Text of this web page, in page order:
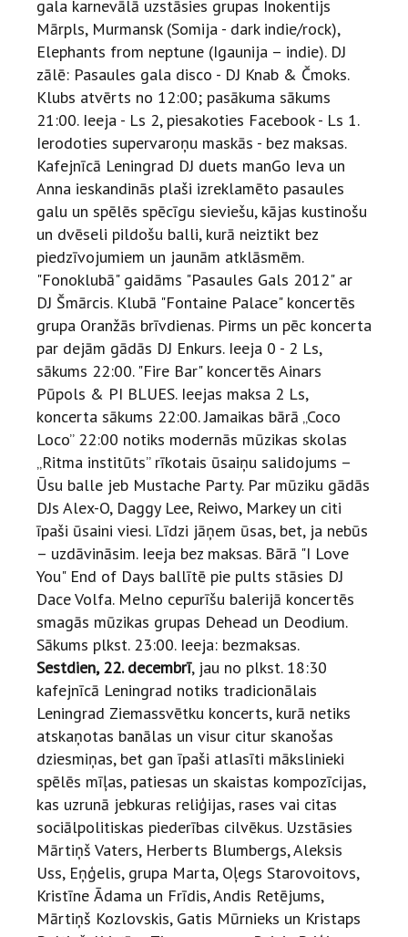
gala karnevālā uzstāsies grupas Inokentijs
Mārpls, Murmansk (Somija - dark indie/rock),
Elephants from neptune (Igaunija – indie). DJ
zālē: Pasaules gala disco - DJ Knab & Čmoks.
Klubs atvērts no 12:00; pasākuma sākums
21:00. Ieeja - Ls 2, piesakoties Facebook - Ls 1.
Ierodoties supervaroņu maskās - bez maksas.
Kafejnīcā Leningrad DJ duets manGo Ieva un
Anna ieskandinās plaši izreklamēto pasaules
galu un spēlēs spēcīgu sieviešu, kājas kustinošu
un dvēseli pildošu balli, kurā neiztikt bez
piedzīvojumiem un jaunām atklāsmēm.
"Fonoklubā" gaidāms "Pasaules Gals 2012" ar
DJ Šmārcis. Klubā "Fontaine Palace" koncertēs
grupa Oranžās brīvdienas. Pirms un pēc koncerta
par dejām gādās DJ Enkurs. Ieeja 0 - 2 Ls,
sākums 22:00. "Fire Bar" koncertēs Ainars
Pūpols & PI BLUES. Ieejas maksa 2 Ls,
koncerta sākums 22:00. Jamaikas bārā „Coco
Loco” 22:00 notiks modernās mūzikas skolas
„Ritma institūts” rīkotais ūsaiņu salidojums –
Ūsu balle jeb Mustache Party. Par mūziku gādās
DJs Alex-O, Daggy Lee, Reiwo, Markey un citi
īpaši ūsaini viesi. Līdzi jāņem ūsas, bet, ja nebūs
– uzdāvināsim. Ieeja bez maksas. Bārā "I Love
You" End of Days ballītē pie pults stāsies DJ
Dace Volfa. Melno cepurīšu balerijā koncertēs
smagās mūzikas grupas Dehead un Deodium.
Sākums plkst. 23:00. Ieeja: bezmaksas.
Sestdien, 22. decembrī, jau no plkst. 18:30
kafejnīcā Leningrad notiks tradicionālais
Leningrad Ziemassvētku koncerts, kurā netiks
atskaņotas banālas un visur citur skanošas
dziesmiņas, bet gan īpaši atlasīti mākslinieki
spēlēs mīļas, patiesas un skaistas kompozīcijas,
kas uzrunā jebkuras reliģijas, rases vai citas
sociālpolitiskas piederības cilvēkus. Uzstāsies
Mārtiņš Vaters, Herberts Blumbergs, Aleksis
Uss, Eņģelis, grupa Marta, Oļegs Starovoitovs,
Kristīne Ādama un Frīdis, Andis Retējums,
Mārtiņš Kozlovskis, Gatis Mūrnieks un Kristaps